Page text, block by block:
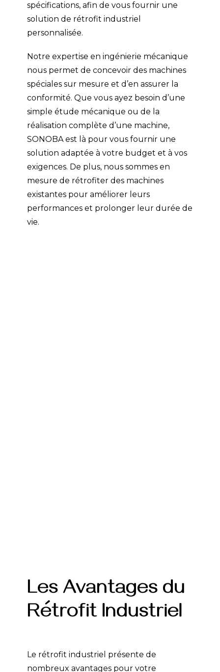
spécifications, afin de vous fournir une
solution de rétrofit industriel
personnalisée.
Notre expertise en ingénierie mécanique
nous permet de concevoir des machines
spéciales sur mesure et d’en assurer la
conformité. Que vous ayez besoin d’une
simple étude mécanique ou de la
réalisation complète d’une machine,
SONOBA est là pour vous fournir une
solution adaptée à votre budget et à vos
exigences. De plus, nous sommes en
mesure de rétrofiter des machines
existantes pour améliorer leurs
performances et prolonger leur durée de
vie.
Les Avantages du
Rétrofit Industriel
Le rétrofit industriel présente de
nombreux avantages pour votre